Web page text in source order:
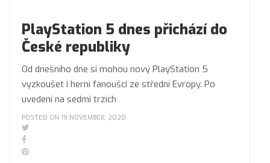
PlayStation 5 dnes přichází do
České republiky
Od dnešního dne si mohou nový PlayStation 5
vyzkoušet i herní fanoušci ze střední Evropy. Po
uvedení na sedmi trzích
POSTED ON 19 NOVEMBER, 2020